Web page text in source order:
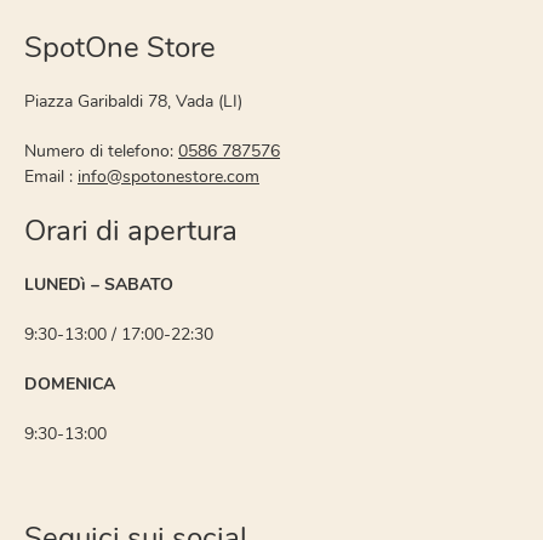
SpotOne Store
Piazza Garibaldi 78, Vada (LI)
Numero di telefono: 0586 787576
Email : info@spotonestore.com
Orari di apertura
LUNEDì – SABATO
9:30-13:00 / 17:00-22:30
DOMENICA
9:30-13:00